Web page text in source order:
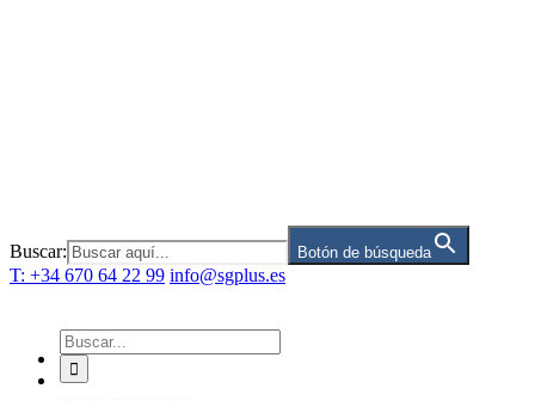
Buscar: Botón de búsqueda
T: +34 670 64 22 99 info@sgplus.es
Buscar: